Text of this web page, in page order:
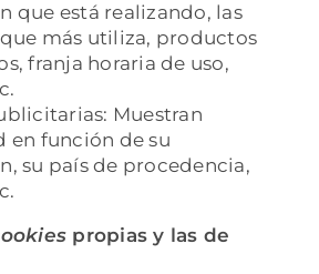
que está realizando, las
más utiliza, productos
franja horaria de uso,
Muestran
en función de su
su país de procedencia,
propias y las de